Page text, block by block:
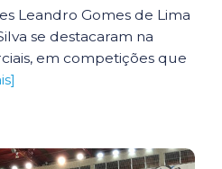
Leandro Gomes de Lima
se destacaram na
em competições que